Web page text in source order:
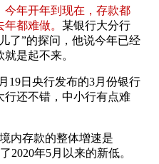
今年开年到现在，存款都
都难做。 某银行大分行
了”的探问，他说今年已经
是起不来。
19日央行发布的3月份银行
行还不错，中小行有点难
内存款的整体增速是
2020年5月以来的新低。